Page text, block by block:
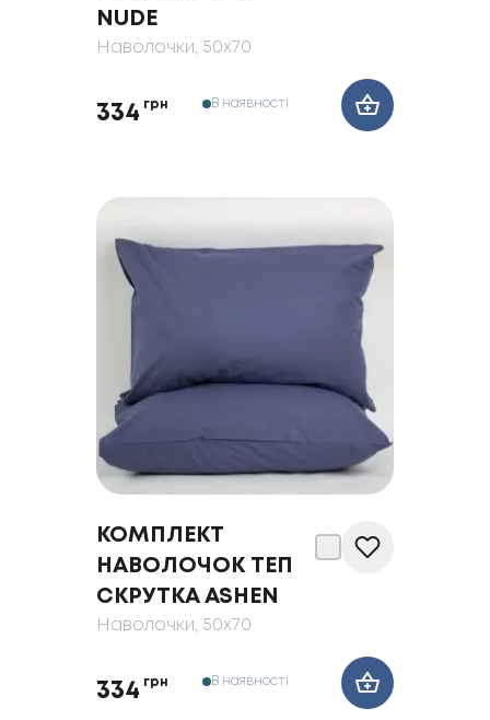
NUDE
Наволочки, 50x70
334 грн В наявності
КОМПЛЕКТ
НАВОЛОЧОК ТЕП
СКРУТКА ASHEN
Наволочки, 50x70
334 грн В наявності